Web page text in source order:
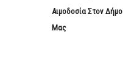
Αιμοδοσία Στον Δήμο
Μας